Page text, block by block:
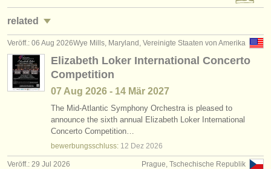
jobs - verwaltung
degree courses
kurse
musikwettbewerbe
instrumentenverkauf
gestohlene instrumente
related
jobs - aufführung: fagott (17)
kurse/masterclass fagott
degree courses: baroque bassoon
kleinanzeigen fagott (75)
Wye Mills, Maryland, Vereinigte Staaten von Amerika
Veröff.: 06 Aug 2026
Elizabeth Loker International Concerto
Competition
07 Aug 2026 - 14 Mär 2027
The Mid-Atlantic Symphony Orchestra is pleased to
announce the sixth annual Elizabeth Loker International
Concerto Competition…
bewerbungsschluss: 12 Dez 2026
Prague, Tschechische Republik
Veröff.: 29 Jul 2026